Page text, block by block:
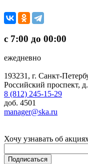
с 7:00 до 00:00
ежедневно
193231, г. Санкт-
Российский проспект,
8 (812) 245-15-29
доб. 4501
manager@ska.ru
Хочу узнавать об
Подписаться